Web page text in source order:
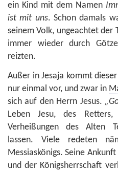
ein Kind mit dem Namen
ist mit uns. Schon damals
seinem Volk, ungeachtet der
immer wieder durch
reizten.
Außer in Jesaja kommt
nur einmal vor, und zwar in
sich auf den Herrn Jesus.
Leben Jesu, des
Verheißungen des Alten
lassen. Viele redeten
Messiaskönigs. Seine
und der Königsherrschaft